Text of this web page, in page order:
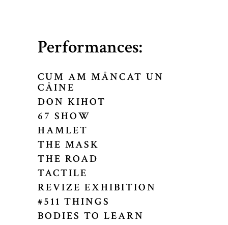
Performances:
CUM AM MÂNCAT UN
CÂINE
DON KIHOT
67 SHOW
HAMLET
THE MASK
THE ROAD
TACTILE
REVIZE EXHIBITION
#511 THINGS
BODIES TO LEARN